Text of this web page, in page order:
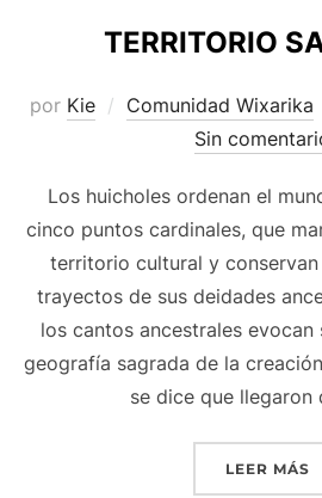
TERRITORIO
por Kie Comunidad Wixarika
Sin
Los huicholes ordenan el
cinco puntos cardinales, que
territorio cultural y
trayectos de sus deidades
los cantos ancestrales evocan
geografía sagrada de la
se dice que llegaron
LEER MÁS